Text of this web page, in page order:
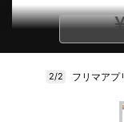
2/2 フリマアプ